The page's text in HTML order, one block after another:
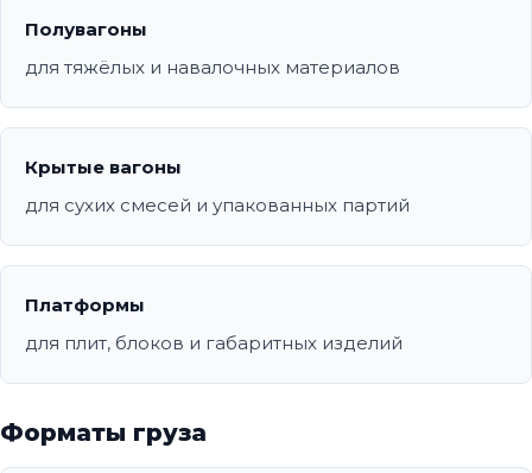
Полувагоны
для тяжёлых и навалочных материалов
Крытые вагоны
для сухих смесей и упакованных партий
Платформы
для плит, блоков и габаритных изделий
Форматы груза